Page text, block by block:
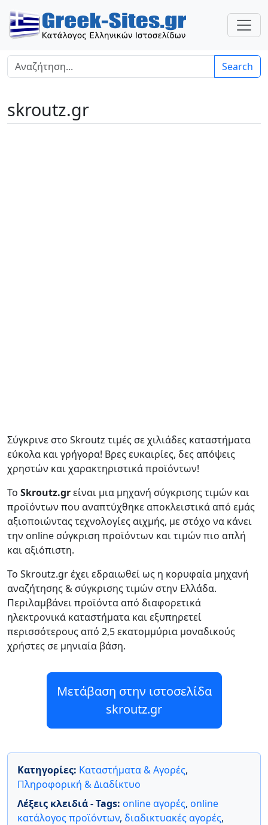
Search
skroutz.gr
Σύγκρινε στο Skroutz τιμές σε χιλιάδες καταστήματα
εύκολα και γρήγορα! Βρες ευκαιρίες, δες απόψεις
χρηστών και χαρακτηριστικά προϊόντων!
Το Skroutz.grείναι μια μηχανή σύγκρισης τιμών και
προϊόντων που αναπτύχθηκε αποκλειστικά από εμάς
αξιοποιώντας τεχνολογίες αιχμής, με στόχο να κάνει
την online σύγκριση προϊόντων και τιμών πιο απλή
και αξιόπιστη.
Το Skroutz.gr έχει εδραιωθεί ως η κορυφαία μηχανή
αναζήτησης & σύγκρισης τιμών στην Ελλάδα.
Περιλαμβάνει προϊόντα από διαφορετικά
ηλεκτρονικά καταστήματα και εξυπηρετεί
περισσότερους από 2,5 εκατομμύρια μοναδικούς
χρήστες σε μηνιαία βάση.
Μετάβαση στην ιστοσελίδα
skroutz.gr
Κατηγορίες: Καταστήματα & Αγορές,
Πληροφορική & Διαδίκτυο
Λέξεις κλειδιά - Tags: online αγορές, online
κατάλογος προϊόντων, διαδικτυακές αγορές,